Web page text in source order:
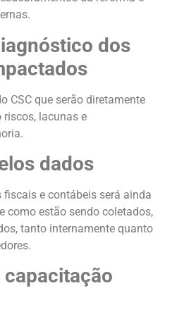
dos
CSC que serão diretamente
lacunas e
dados
e contábeis será ainda
como estão sendo coletados,
tanto internamente quanto